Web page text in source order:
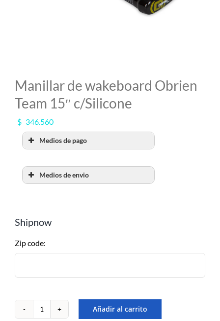
Manillar de wakeboard Obrien
Team 15″ c/Silicone
$ 346.560
Medios de pago
Medios de envio
Retiralo en nuestro Show Room en
– de Lu/Vier de 9-17hs
EN EL DÍA – MOTO
CABA/GBA consultar costos
Shipnow
Zip code:
Manillar
Añadir al carrito